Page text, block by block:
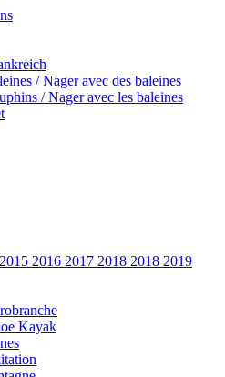
/ Nager avec des baleines
/ Nager avec les baleines
2016 2017 2018 2018 2019
Kayak